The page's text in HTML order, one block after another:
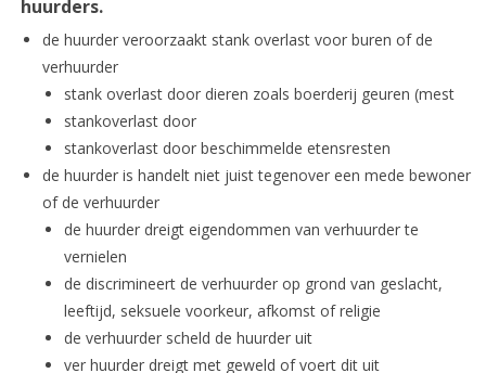
huurders.
de huurder veroorzaakt stank overlast voor buren of de
verhuurder
stank overlast door dieren zoals boerderij geuren (mest
stankoverlast door
stankoverlast door beschimmelde etensresten
de huurder is handelt niet juist tegenover een mede bewoner
of de verhuurder
de huurder dreigt eigendommen van verhuurder te
vernielen
de discrimineert de verhuurder op grond van geslacht,
leeftijd, seksuele voorkeur, afkomst of religie
de verhuurder scheld de huurder uit
ver huurder dreigt met geweld of voert dit uit